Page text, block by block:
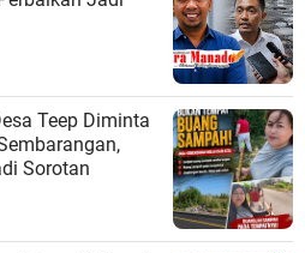
Teep Diminta
Sorotan